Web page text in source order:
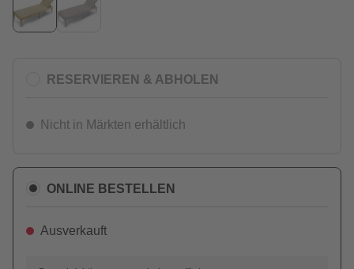
RESERVIEREN & ABHOLEN
Nicht in Märkten erhältlich
ONLINE BESTELLEN
Ausverkauft